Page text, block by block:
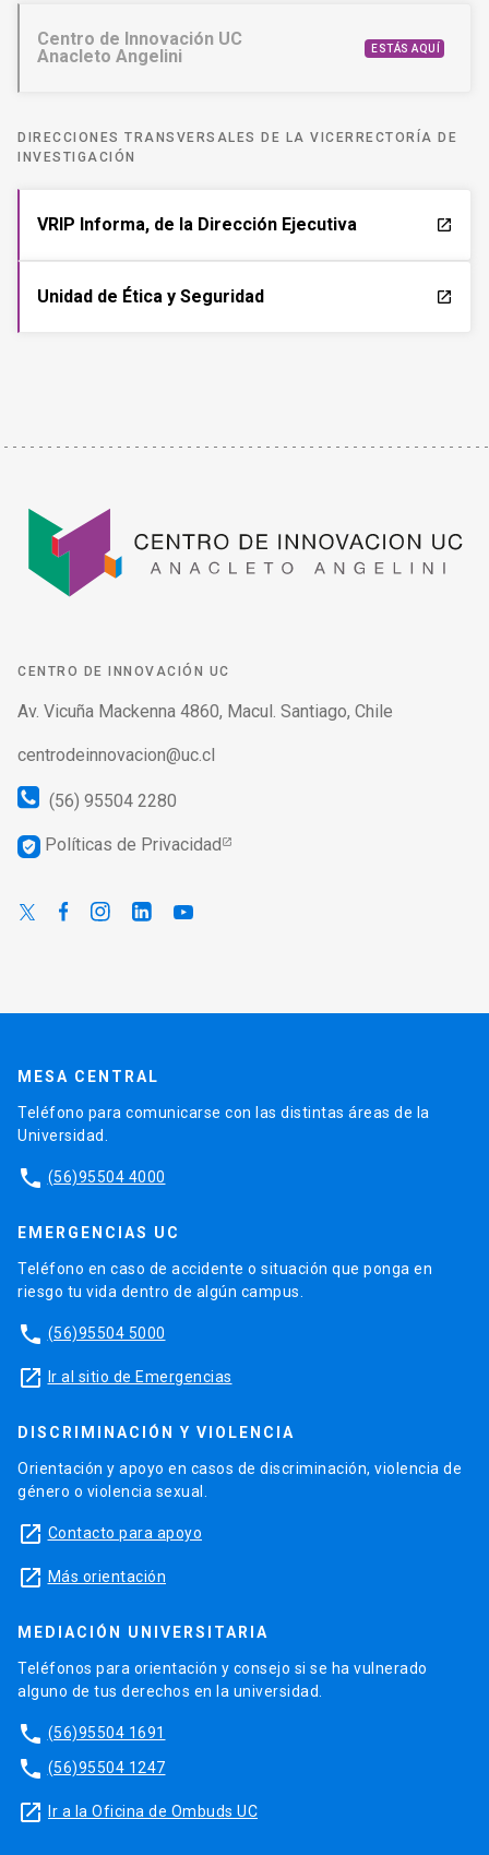
Centro de Innovación UC
Anacleto Angelini
ESTÁS AQUÍ
DIRECCIONES TRANSVERSALES DE LA VICERRECTORÍA DE
INVESTIGACIÓN
VRIP Informa, de la Dirección Ejecutiva launch
Unidad de Ética y Seguridad launch
CENTRO DE INNOVACIÓN UC
Av. Vicuña Mackenna 4860, Macul. Santiago, Chile
centrodeinnovacion@uc.cl
(56) 95504 2280
verified_user Políticas de Privacidad
MESA CENTRAL
Teléfono para comunicarse con las distintas áreas de la
Universidad.
phone (56)95504 4000
EMERGENCIAS UC
Teléfono en caso de accidente o situación que ponga en
riesgo tu vida dentro de algún campus.
phone (56)95504 5000
launch Ir al sitio de Emergencias
DISCRIMINACIÓN Y VIOLENCIA
Orientación y apoyo en casos de discriminación, violencia de
género o violencia sexual.
launch Contacto para apoyo
launch Más orientación
MEDIACIÓN UNIVERSITARIA
Teléfonos para orientación y consejo si se ha vulnerado
alguno de tus derechos en la universidad.
phone (56)95504 1691
phone (56)95504 1247
launch Ir a la Oficina de Ombuds UC